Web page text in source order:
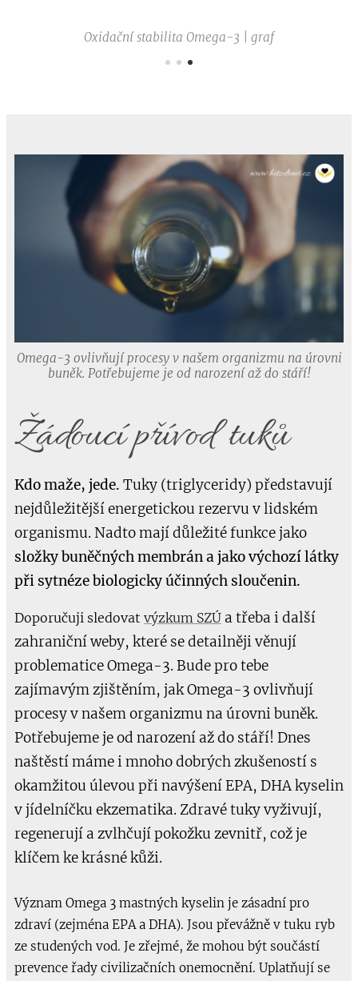
Oxidační stabilita Omega-3 | graf
Omega-3 ovlivňují procesy v našem organizmu na úrovni
buněk. Potřebujeme je od narození až do stáří!
Žádoucí přívod tuků
Kdo maže, jede. Tuky (triglyceridy) představují
nejdůležitější energetickou rezervu v lidském
organismu. Nadto mají důležité funkce jako
složky buněčných membrán a jako výchozí látky
při sytnéze biologicky účinných sloučenin.
Doporučuji sledovat výzkum SZÚ a třeba i další
zahraniční weby, které se detailněji věnují
problematice Omega-3. Bude pro tebe
zajímavým zjištěním, jak Omega-3 ovlivňují
procesy v našem organizmu na úrovni buněk.
Potřebujeme je od narození až do stáří! Dnes
naštěstí máme i mnoho dobrých zkušeností s
okamžitou úlevou při navýšení EPA, DHA kyselin
v jídelníčku ekzematika. Zdravé tuky vyživují,
regenerují a zvlhčují pokožku zevnitř, což je
klíčem ke krásné kůži.
Význam Omega 3 mastných kyselin je zásadní pro
zdraví (zejména EPA a DHA). Jsou převážně v tuku ryb
ze studených vod. Je zřejmé, že mohou být součástí
prevence řady civilizačních onemocnění. Uplatňují se